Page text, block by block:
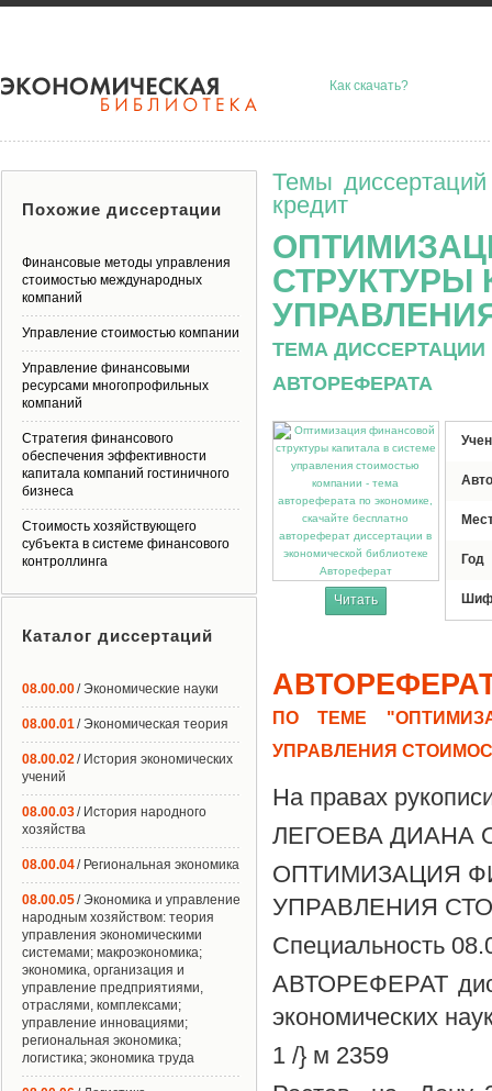
Как скачать?
Темы
кредит
СТРУКТУРЫ
ТЕМА
АВТОРЕФЕРАТА
Автореферат
Читать
Год
ПО ТЕМЕ
УПРАВЛЕНИЯ
На правах
ЛЕГОЕВА ДИАНА
ОПТИМИЗАЦИЯ
УПРАВЛЕНИЯ
Специальность
АВТОРЕФЕРАТ
экономических
1 /} м 2359
Похожие диссертации
Финансовые методы управления
стоимостью международных
компаний
Управление стоимостью компании
Управление финансовыми
ресурсами многопрофильных
компаний
Стратегия финансового
обеспечения эффективности
капитала компаний гостиничного
бизнеса
Стоимость хозяйствующего
субъекта в системе финансового
контроллинга
Каталог диссертаций
08.00.00/ Экономические науки
08.00.01/ Экономическая теория
08.00.02/ История экономических
учений
08.00.03/ История народного
хозяйства
08.00.04/ Региональная экономика
08.00.05/ Экономика и управление
народным хозяйством: теория
управления экономическими
системами; макроэкономика;
экономика, организация и
управление предприятиями,
отраслями, комплексами;
управление инновациями;
региональная экономика;
логистика; экономика труда